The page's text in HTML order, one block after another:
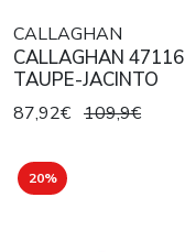
CALLAGHAN
CALLAGHAN 47116
TAUPE-JACINTO
87,92€ 109,9€
20%